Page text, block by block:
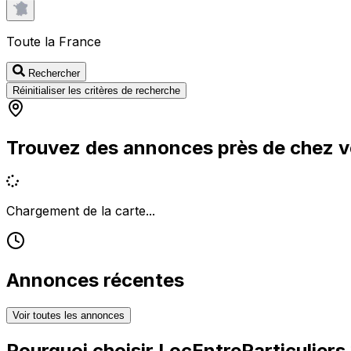
Toute la France
Rechercher
Réinitialiser les critères de recherche
Trouvez des annonces près de chez
Chargement de la carte...
Annonces récentes
Voir toutes les annonces